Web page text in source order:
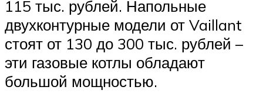
115 тыс. рублей. Напольные
двухконтурные модели от Vaillant
стоят от 130 до 300 тыс. рублей –
эти газовые котлы обладают
большой мощностью.